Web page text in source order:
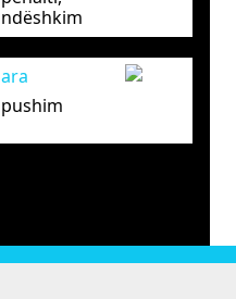
ndëshkim
ara
pushim